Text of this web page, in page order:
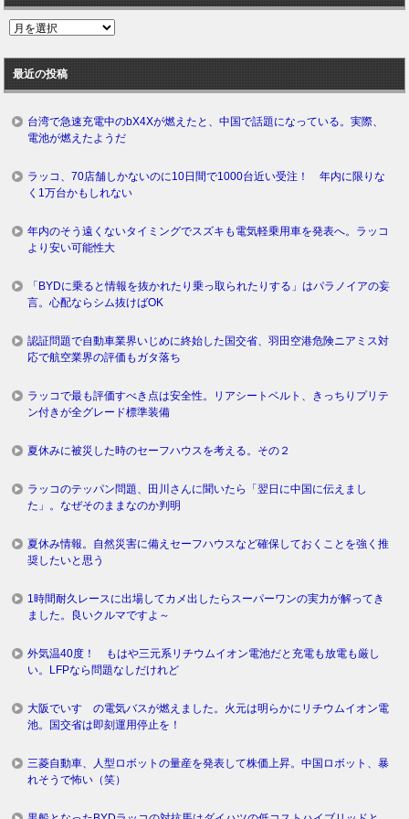
過
ロ
グ
最近の投稿
台湾で急速充電中のbX4Xが燃えたと、中国で話題になっている。実際、
電池が燃えたようだ
ラッコ、70店舗しかないのに10日間で1000台近い受注！ 年内に限りな
く1万台かもしれない
年内のそう遠くないタイミングでスズキも電気軽乗用車を発表へ。ラッコ
より安い可能性大
「BYDに乗ると情報を抜かれたり乗っ取られたりする」はパラノイアの妄
言。心配ならシム抜けばOK
認証問題で自動車業界いじめに終始した国交省、羽田空港危険ニアミス対
応で航空業界の評価もガタ落ち
ラッコで最も評価すべき点は安全性。リアシートベルト、きっちりプリテ
ン付きが全グレード標準装備
夏休みに被災した時のセーフハウスを考える。その２
ラッコのテッパン問題、田川さんに聞いたら「翌日に中国に伝えまし
た」。なぜそのままなのか判明
夏休み情報。自然災害に備えセーフハウスなど確保しておくことを強く推
奨したいと思う
1時間耐久レースに出場してカメ出したらスーパーワンの実力が解ってき
ました。良いクルマですよ～
外気温40度！ もはや三元系リチウムイオン電池だと充電も放電も厳し
い。LFPなら問題なしだけれど
大阪でいすゞの電気バスが燃えました。火元は明らかにリチウムイオン電
池。国交省は即刻運用停止を！
三菱自動車、人型ロボットの量産を発表して株価上昇。中国ロボット、暴
れそうで怖い（笑）